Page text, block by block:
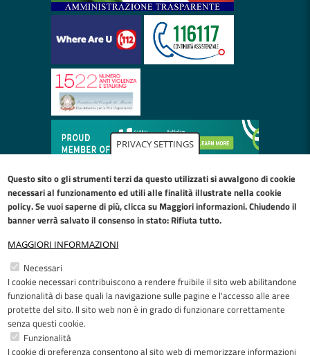
PRIVACY SETTINGS
Questo sito o gli strumenti terzi da questo utilizzati si avvalgono di cookie
necessari al funzionamento ed utili alle finalità illustrate nellacookie
policy. Se vuoi saperne di più, clicca su Maggiori informazioni. Chiudendo il
banner verrà salvato il consenso in stato: Rifiuta tutto.
MAGGIORI INFORMAZIONI
Necessari
I cookie necessari contribuiscono a rendere fruibile il sito web abilitandone
funzionalità di base quali la navigazione sulle pagine e l'accesso alle aree
protette del sito. Il sito web non è in grado di funzionare correttamente
senza questi cookie.
Funzionalità
I cookie di preferenza consentono al sito web di memorizzare informazioni
Restiamo in contatto
FacebookYouTubeLinkedInInstagram